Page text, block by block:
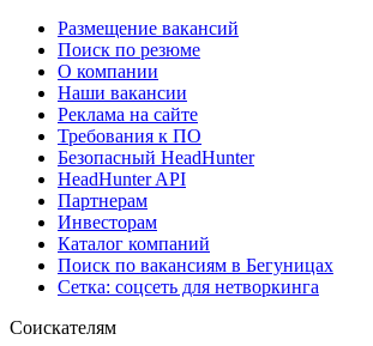
Размещение вакансий
Поиск по резюме
О компании
Наши вакансии
Реклама на сайте
Требования к ПО
Безопасный HeadHunter
HeadHunter API
Партнерам
Инвесторам
Каталог компаний
Поиск по вакансиям в Бегуницах
Сетка: соцсеть для нетворкинга
Соискателям